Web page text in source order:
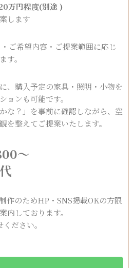
万円程度(別途 )
します
ご希望内容・ご提案範囲に応じ
す。
、購入予定の家具・照明・小物を
ョンも可能です。
な？」を事前に確認しながら、空
を整えてご提案いたします。
〜
作のためHP・SNS掲載OKの方限
内しております。
ださい。